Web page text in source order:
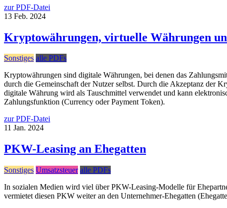
zur PDF-Datei
13 Feb. 2024
Kryptowährungen, virtuelle Währungen
Sonstiges alle PDFs
Kryptowährungen sind digitale Währungen, bei denen das
durch die Gemeinschaft der Nutzer selbst. Durch die Akzeptanz der
digitale Währung wird als Tauschmittel verwendet und kann
Zahlungsfunktion (Currency oder Payment Token).
zur PDF-Datei
11 Jan. 2024
PKW-Leasing an Ehegatten
Sonstiges Umsatzsteuer alle PDFs
In sozialen Medien wird viel über PKW-Leasing-Modelle für
vermietet diesen PKW weiter an den Unternehmer-Ehegatten